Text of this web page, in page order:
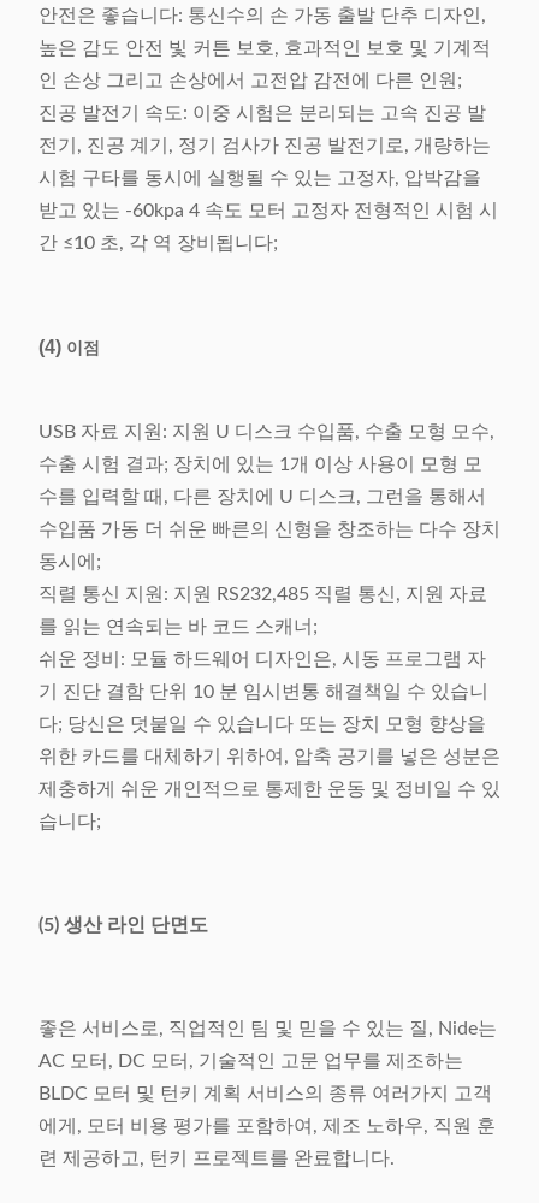
안전은 좋습니다: 통신수의 손 가동 출발 단추 디자인,
높은 감도 안전 빛 커튼 보호, 효과적인 보호 및 기계적
인 손상 그리고 손상에서 고전압 감전에 다른 인원;
진공 발전기 속도: 이중 시험은 분리되는 고속 진공 발
전기, 진공 계기, 정기 검사가 진공 발전기로, 개량하는
시험 구타를 동시에 실행될 수 있는 고정자, 압박감을
받고 있는 -60kpa 4 속도 모터 고정자 전형적인 시험 시
간 ≤10 초, 각 역 장비됩니다;
(4) 이점
USB 자료 지원: 지원 U 디스크 수입품, 수출 모형 모수,
수출 시험 결과; 장치에 있는 1개 이상 사용이 모형 모
수를 입력할 때, 다른 장치에 U 디스크, 그런을 통해서
수입품 가동 더 쉬운 빠른의 신형을 창조하는 다수 장치
동시에;
직렬 통신 지원: 지원 RS232,485 직렬 통신, 지원 자료
를 읽는 연속되는 바 코드 스캐너;
쉬운 정비: 모듈 하드웨어 디자인은, 시동 프로그램 자
기 진단 결함 단위 10 분 임시변통 해결책일 수 있습니
다; 당신은 덧붙일 수 있습니다 또는 장치 모형 향상을
위한 카드를 대체하기 위하여, 압축 공기를 넣은 성분은
제충하게 쉬운 개인적으로 통제한 운동 및 정비일 수 있
습니다;
(5) 생산 라인 단면도
좋은 서비스로, 직업적인 팀 및 믿을 수 있는 질, Nide는
AC 모터, DC 모터, 기술적인 고문 업무를 제조하는
BLDC 모터 및 턴키 계획 서비스의 종류 여러가지 고객
에게, 모터 비용 평가를 포함하여, 제조 노하우, 직원 훈
련 제공하고, 턴키 프로젝트를 완료합니다.